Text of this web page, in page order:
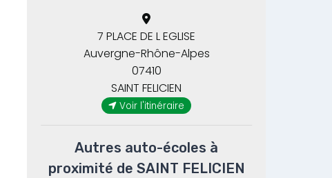
7 PLACE DE L EGLISE
SAINT FELICIEN
Auvergne-Rhône-Alpes
07410
Voir l'itinéraire
Autres auto-écoles à
proximité de SAINT FELICIEN